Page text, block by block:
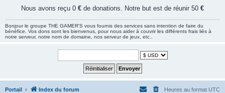
r
Nous avons reçu 0 € de donations. Notre but est de réunir 50 €
Bonjour le groupe THE GAMER'S vous fournis des services sans intention de faire du
bénéfice. Vos dons sont les bienvenus, pour nous aider à couvrir les différents frais liés à
notre serveur, notre nom de domaine, nos serveur de jeux, etc..
Portail Index du forum Heures au format UTC